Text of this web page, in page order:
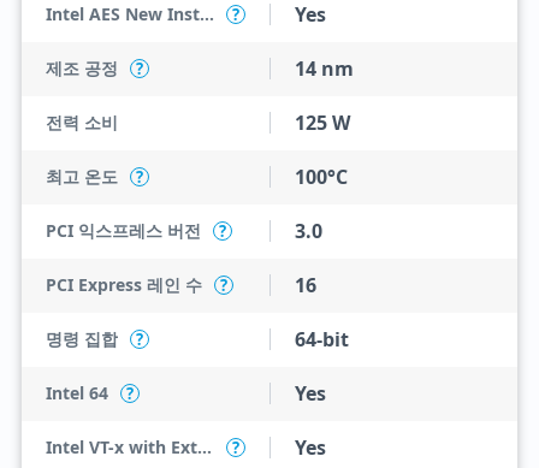
Intel AES New Instructions ? Yes
제조 공정 ? 14 nm
전력 소비 125 W
최고 온도 ? 100°C
PCI 익스프레스 버전 ? 3.0
PCI Express 레인 수 ? 16
명령 집합 ? 64-bit
Intel 64 ? Yes
Intel VT-x with Extended Page Tables (EPT) ? Yes